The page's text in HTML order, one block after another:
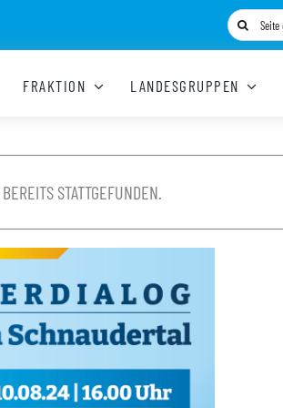
Suche
nach:
FRAKTION LANDESGRUPPEN
STATTGEFUNDEN.